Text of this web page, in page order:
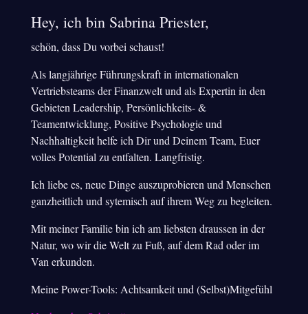
Hey, ich bin Sabrina Priester,
schön, dass Du vorbei schaust!
Als langjährige Führungskraft in internationalen
Vertriebsteams der Finanzwelt und als Expertin in den
Gebieten Leadership, Persönlichkeits- &
Teamentwicklung, Positive Psychologie und
Nachhaltigkeit helfe ich Dir und Deinem Team, Euer
volles Potential zu entfalten. Langfristig.
Ich liebe es, neue Dinge auszuprobieren und Menschen
ganzheitlich und sytemisch auf ihrem Weg zu begleiten.
Mit meiner Familie bin ich am liebsten draussen in der
Natur, wo wir die Welt zu Fuß, auf dem Rad oder im
Van erkunden.
Meine Power-Tools: Achtsamkeit und (Selbst)Mitgefühl